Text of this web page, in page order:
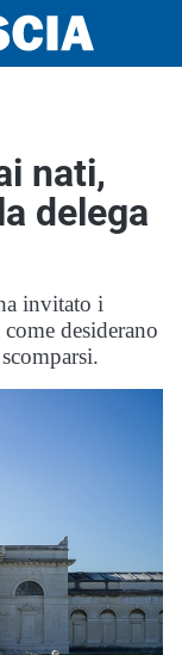
nati,
delega
invitato i
desiderano